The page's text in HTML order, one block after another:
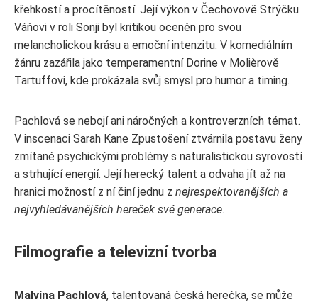
křehkostí a procítěností. Její výkon v Čechovově Strýčku
Váňovi v roli Sonji byl kritikou oceněn pro svou
melancholickou krásu a emoční intenzitu. V komediálním
žánru zazářila jako temperamentní Dorine v Molièrově
Tartuffovi, kde prokázala svůj smysl pro humor a timing.
Pachlová se nebojí ani náročných a kontroverzních témat.
V inscenaci Sarah Kane Zpustošení ztvárnila postavu ženy
zmítané psychickými problémy s naturalistickou syrovostí
a strhující energií. Její herecký talent a odvaha jít až na
hranici možností z ní činí jednu z nejrespektovanějších a
nejvyhledávanějších hereček své generace.
Filmografie a televizní tvorba
Malvína Pachlová, talentovaná česká herečka, se může